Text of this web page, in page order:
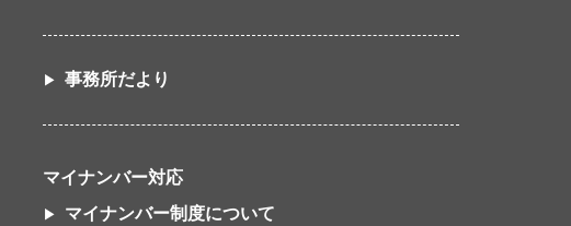
事務所だより
マイナンバー対応
マイナンバー制度について